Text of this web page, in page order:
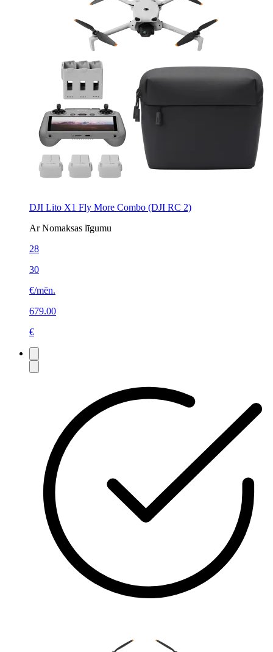
DJI Lito X1 Fly More Combo (DJI RC 2)
Ar Nomaksas līgumu
28
30
€/mēn.
679.00
€